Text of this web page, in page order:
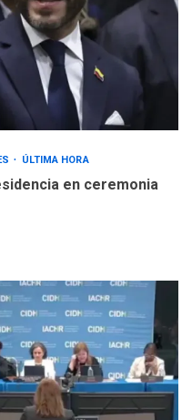
ÚLTIMA HORA
81 años de la
atómica. Japón
principios no
intenta
limitar
ÚLTIMA HORA
en ceremonia